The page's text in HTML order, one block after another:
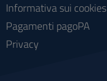
Informativa sui cookies
Pagamenti pagoPA
Privacy